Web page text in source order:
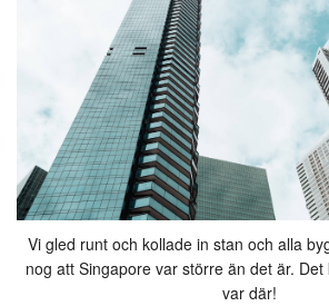
Vi gled runt och kollade in stan och alla
nog att Singapore var större än det är.
var där!